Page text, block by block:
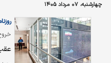
چهارشنبه، ۰۷ مرداد ۱۴۰۵
خروج